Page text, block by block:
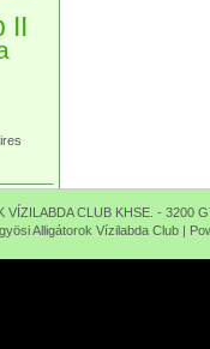
II
VÍZILABDA CLUB KHSE. - 3200
Alligátorok Vízilabda Club |